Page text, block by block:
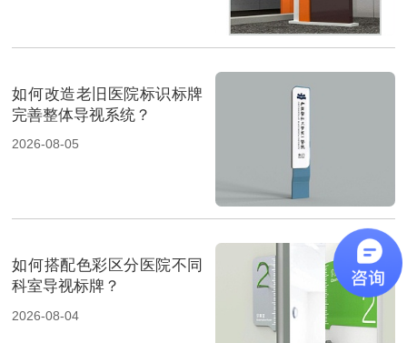
如何改造老旧医院标识标牌
完善整体导视系统？
2026-08-05
如何搭配色彩区分医院不同
科室导视标牌？
2026-08-04